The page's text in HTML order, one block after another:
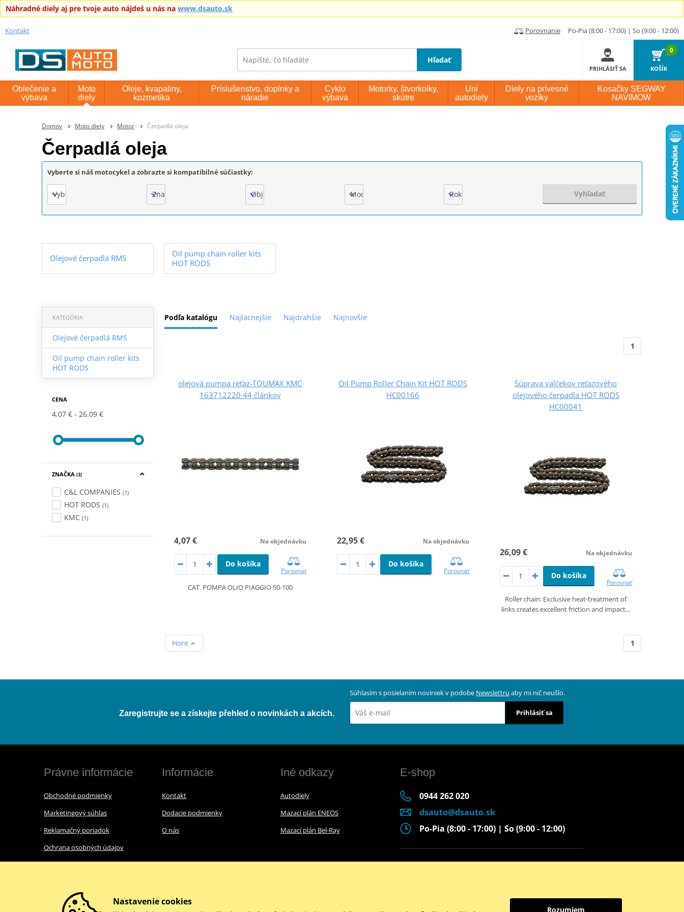
Náhradné diely aj pre tvoje auto nájdeš u nás na www.dsauto.sk
Kontakt Porovnanie Po-Pia (8:00 - 17:00) | So (9:00 - 12:00)
Hľadať
PRIHLÁSIŤ SA
0
KOŠÍK
Oblečenie a
výbava
Moto
diely
Oleje, kvapaliny,
kozmetika
Príslušenstvo, doplnky a
náradie
Cyklo
výbava
Motorky, štvorkolky,
skútre
Uni
autodiely
Diely na prívesné
vozíky
Kosačky SEGWAY
NAVIMOW
Domov Moto diely Motor Čerpadlá oleja
Čerpadlá oleja
Vyberte si náš motocykel a zobrazte si kompatibilné súčiastky:
Vyberte Značka Objem motora Model Rok výroby Vyhľadať
Olejové čerpadlá RMS
Oil pump chain roller kits
HOT RODS
Podľa katalógu Najlacnejšie Najdrahšie Najnovšie
KATEGÓRIA
Olejové čerpadlá RMS
Oil pump chain roller kits
HOT RODS
CENA
4.07 € 26.09 €
ZNAČKA (3)
C&L COMPANIES (1)
HOT RODS (1)
KMC (1)
1
olejová pumpa reťaz-TOUMAX KMC
163712220 44 článkov
4,07 € Na objednávku
Do košíka
Porovnať
CAT. POMPA OLIO PIAGGIO 50-100
Oil Pump Roller Chain Kit HOT RODS
HC00166
22,95 € Na objednávku
Do košíka
Porovnať
Súprava valčekov reťazového
olejového čerpadla HOT RODS
HC00041
26,09 € Na objednávku
Do košíka
Porovnať
Roller chain: Exclusive heat-treatment of
links creates excellent friction and impact…
1
Hore
Zaregistrujte se a získejte přehled o novinkách a akcích.
Súhlasím s posielaním noviniek v podobe Newslettru aby mi nič neušlo.
Prihlásiť sa
Právne informácie
Obchodné podmienky
Marketingový súhlas
Reklamačný poriadok
Ochrana osobných údajov
Informácie
Kontakt
Dodacie podmienky
O nás
Iné odkazy
Autodiely
Mazací plán ENEOS
Mazací plán Bel-Ray
E-shop
0944 262 020
dsauto@dsauto.sk
Po-Pia (8:00 - 17:00) | So (9:00 - 12:00)
Nastavenie cookies
Rozumiem